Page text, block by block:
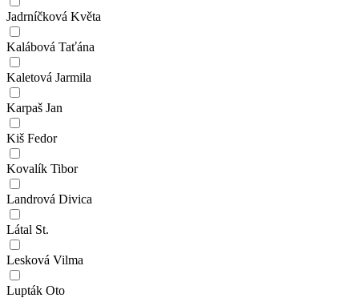
Jadrníčková Květa
Kalábová Taťána
Kaletová Jarmila
Karpaš Jan
Kiš Fedor
Kovalík Tibor
Landrová Divica
Látal St.
Lesková Vilma
Lupták Oto